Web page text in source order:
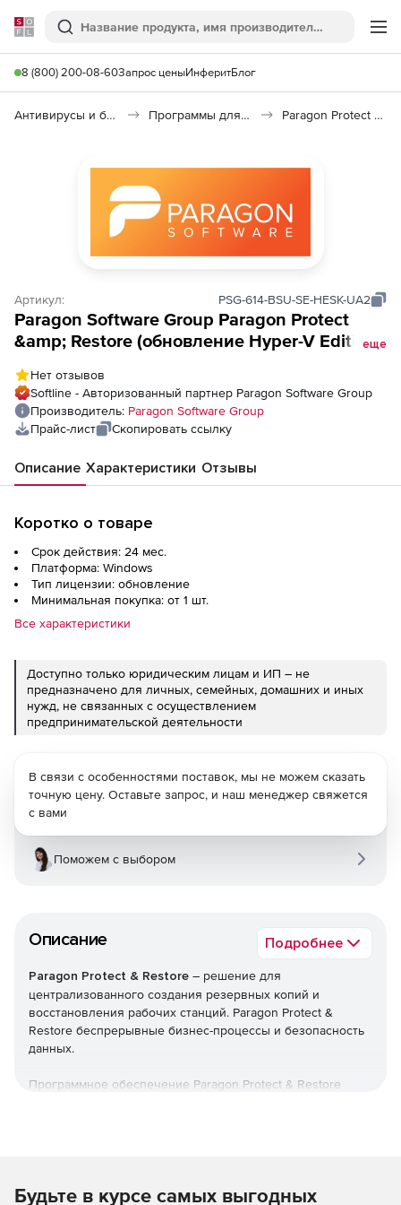
Softline
Поиск
8 (800) 200-08-60Запрос ценыИнферитБлог
Антивирусы и безопасность Программы для защиты информации Paragon Protect & Restore
Артикул: PSG-614-BSU-SE-HESK-UA2
Paragon Software Group Paragon Protect
&amp; Restore (обновление Hyper-V Edition
еще
Нет отзывов
Softline - Авторизованный партнер Paragon Software Group
Производитель: Paragon Software Group
Прайс-лист
Скопировать ссылку
Описание Характеристики Отзывы
Коротко о товаре
Срок действия: 24 мес.
Платформа: Windows
Тип лицензии: обновление
Минимальная покупка: от 1 шт.
Все характеристики
Доступно только юридическим лицам и ИП – не
предназначено для личных, семейных, домашних и иных
нужд, не связанных с осуществлением
предпринимательской деятельности
Описание Подробнее
Paragon Protect & Restore – решение для
централизованного создания резервных копий и
восстановления рабочих станций. Paragon Protect &
Restore беспрерывные бизнес-процессы и безопасность
данных.
Программное обеспечение Paragon Protect & Restore
регулирование трафика и интеллектуальную
В связи с особенностями поставок, мы не можем сказать
точную цену. Оставьте запрос, и наш менеджер свяжется
с вами
Поможем с выбором
Будьте в курсе самых выгодных